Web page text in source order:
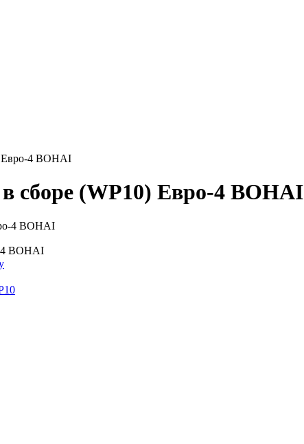
Евро-4 BOHAI
сборе (WP10) Евро-4 BOHAI
4 BOHAI